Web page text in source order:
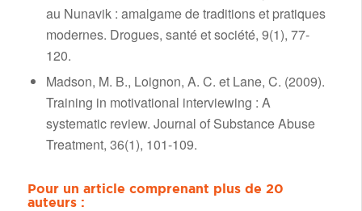
au Nunavik : amalgame de traditions et pratiques
modernes. Drogues, santé et société, 9(1), 77-
120.
Madson, M. B., Loignon, A. C. et Lane, C. (2009).
Training in motivational interviewing : A
systematic review. Journal of Substance Abuse
Treatment, 36(1), 101-109.
Pour un article comprenant plus de 20
auteurs :